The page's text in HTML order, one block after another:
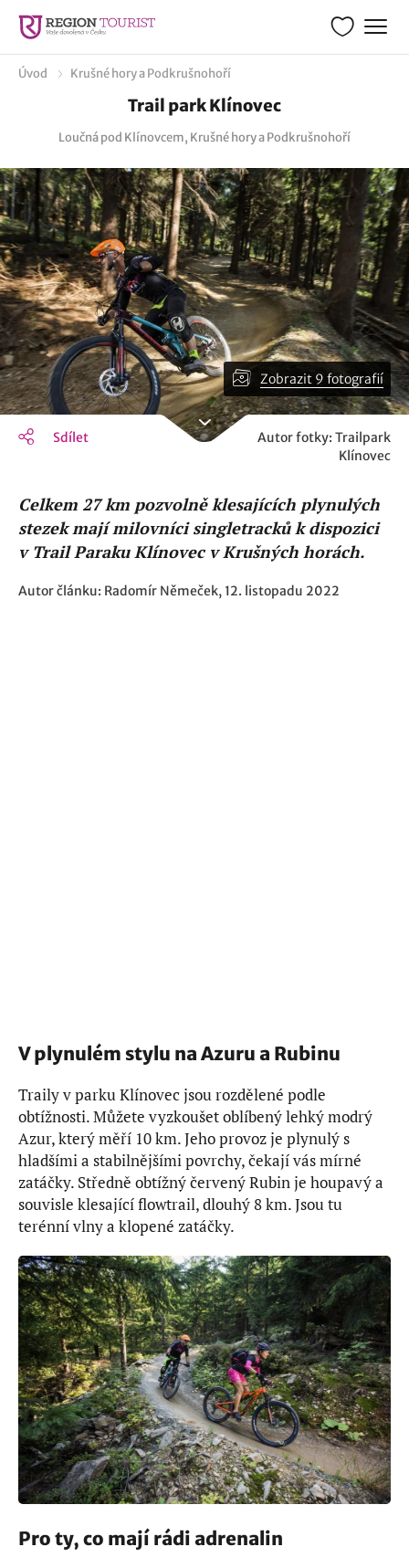
Úvod Krušné hory a Podkrušnohoří
Trail park Klínovec
Loučná pod Klínovcem, Krušné hory a Podkrušnohoří
Zobrazit 9 fotografií
Sdílet
Autor fotky: Trailpark
Klínovec
Celkem 27 km pozvolně klesajících plynulých
stezek mají milovníci singletracků k dispozici
v Trail Paraku Klínovec v Krušných horách.
Autor článku: Radomír Němeček, 12. listopadu 2022
V plynulém stylu na Azuru a Rubinu
Traily v parku Klínovec jsou rozdělené podle
obtížnosti. Můžete vyzkoušet oblíbený lehký modrý
Azur, který měří 10 km. Jeho provoz je plynulý s
hladšími a stabilnějšími povrchy, čekají vás mírné
zatáčky. Středně obtížný červený Rubin je houpavý a
souvisle klesající flowtrail, dlouhý 8 km. Jsou tu
terénní vlny a klopené zatáčky.
Pro ty, co mají rádi adrenalin